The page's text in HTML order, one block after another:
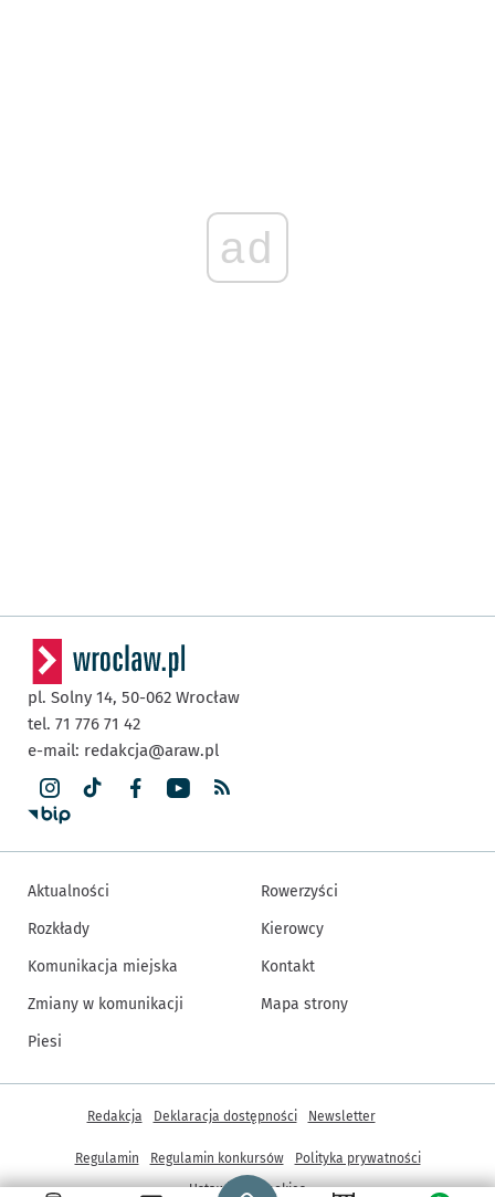
ad
Strona główna - wroclaw.pl
pl. Solny 14, 50-062 Wrocław
tel. 71 776 71 42
e-mail: redakcja@araw.pl
Aktualności
Rozkłady
Komunikacja miejska
Zmiany w komunikacji
Piesi
Rowerzyści
Kierowcy
Kontakt
Mapa strony
Inne informacje
Redakcja Deklaracja dostępności Newsletter
Regulamin Regulamin konkursów
Polityka prywatności
Ustawienia cookies